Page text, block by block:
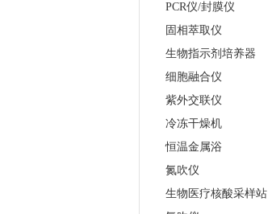
PCR仪/封膜仪
固相萃取仪
生物指示剂培养器
细胞融合仪
紫外交联仪
冷冻干燥机
恒温金属浴
氮吹仪
生物医疗核酸采样站